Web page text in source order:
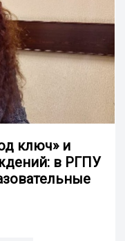
ключ» и
в РГПУ